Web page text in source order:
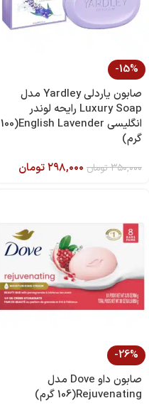
-15%
صابون یاردلی Yardley مدل
Luxury Soap رایحه لوندر
انگلیسی English Lavender(100
گرم)
۳۵۰,۰۰۰تومان ۲۹۸,۰۰۰تومان
-26%
صابون داو Dove مدل
Rejuvenating(106 گرم)